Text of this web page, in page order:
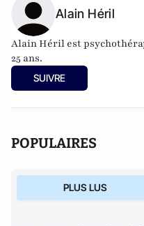
Alain Héril
Alain Héril est
25 ans.
SUIVRE
POPULAIRES
PLUS LUS